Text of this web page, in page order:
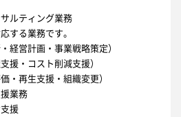
ルティング業務
する業務です。
経営計画・事業戦略策定）
援・コスト削減支援）
・再生支援・組織変更）
業務
援